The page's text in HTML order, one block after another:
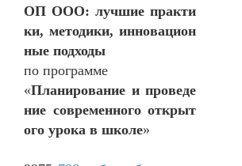
ОП ООО: лучшие практи
ки, методики, инновацион
ные подходы
по программе
«Планирование и проведе
ние современного открыт
ого урока в школе»